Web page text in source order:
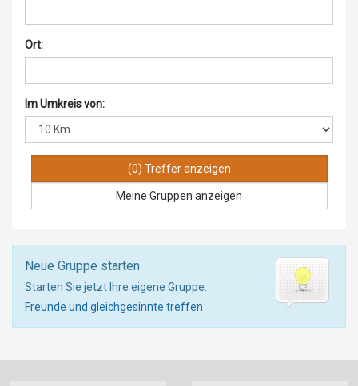
Ort:
Im Umkreis von:
Meine Gruppen anzeigen
Neue Gruppe starten
Starten Sie jetzt Ihre eigene Gruppe.
Freunde und gleichgesinnte treffen